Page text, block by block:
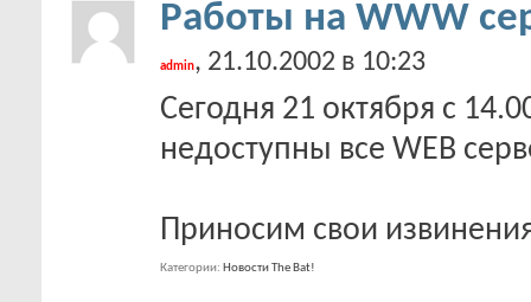
Работы на WWW
admin, 21.10.2002 в 10:23
Сегодня 21 октября с
недоступны все WEB
Приносим свои
Категории Новости The Bat!